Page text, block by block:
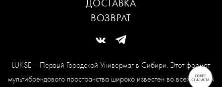
LUKSE – Первый Городской Универмаг в Сибири. Этот формат
мультибрендового пространства широко известен во всех модных
ДОСТАВКА
ВОЗВРАТ